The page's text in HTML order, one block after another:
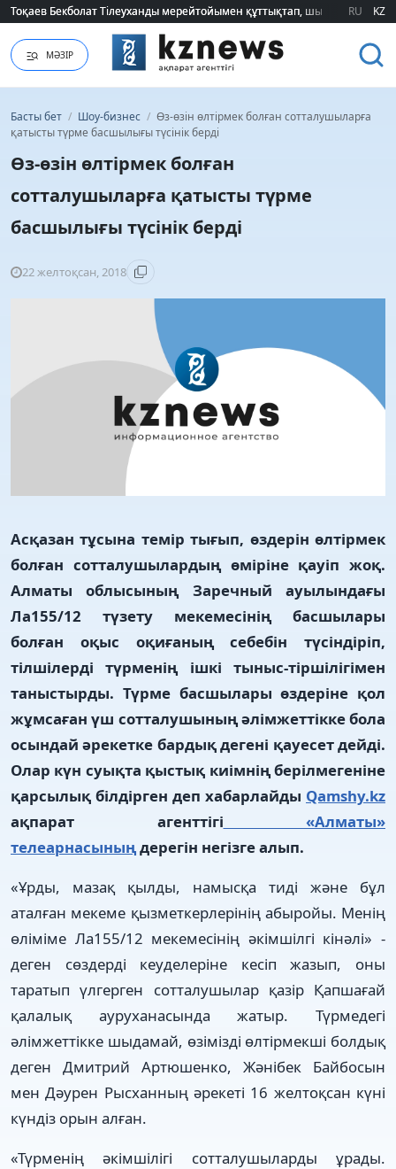
Тоқаев Бекболат Тілеуханды мерейтойымен құттықтап, шығармашылық
Тоқаев Бекболат Тілеуханды мерейтойымен құттықтап, шығармашылық
RU KZ
МӘЗІР
Басты бет / Шоу-бизнес / Өз-өзін өлтірмек болған сотталушыларға
қатысты түрме басшылығы түсінік берді
Өз-өзін өлтірмек болған
сотталушыларға қатысты түрме
басшылығы түсінік берді
22 желтоқсан, 2018
Асқазан тұсына темір тығып, өздерін өлтірмек
болған сотталушылардың өміріне қауіп жоқ.
Алматы облысының Заречный ауылындағы
Ла155/12 түзету мекемесінің басшылары
болған оқыс оқиғаның себебін түсіндіріп,
тілшілерді түрменің ішкі тыныс-тіршілігімен
таныстырды. Түрме басшылары өздеріне қол
жұмсаған үш сотталушының әлімжеттікке бола
осындай әрекетке бардық дегені қауесет дейді.
Олар күн суықта қыстық киімнің берілмегеніне
қарсылық білдірген деп хабарлайды Qamshy.kz
ақпарат агенттігі «Алматы»
телеарнасыныңдерегін негізге алып.
«Ұрды, мазақ қылды, намысқа тиді және бұл
аталған мекеме қызметкерлерінің абыройы. Менің
өліміме Ла155/12 мекемесінің әкімшілгі кінәлі» -
деген сөздерді кеуделеріне кесіп жазып, оны
таратып үлгерген сотталушылар қазір Қапшағай
қалалық ауруханасында жатыр. Түрмедегі
әлімжеттікке шыдамай, өзімізді өлтірмекші болдық
деген Дмитрий Артюшенко, Жәнібек Байбосын
мен Дәурен Рысханның әрекеті 16 желтоқсан күні
күндіз орын алған.
«Түрменің әкімшілігі сотталушыларды ұрады.